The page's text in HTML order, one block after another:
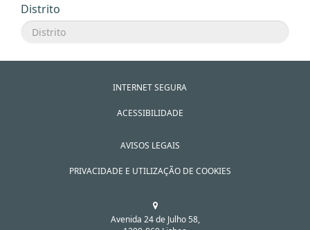
Distrito
INTERNET SEGURA
ACESSIBILIDADE
AVISOS LEGAIS
PRIVACIDADE E UTILIZAÇÃO DE COOKIES
Avenida 24 de Julho 58,